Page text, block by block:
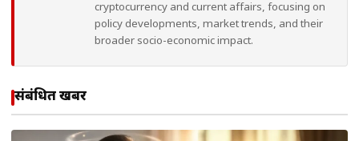
cryptocurrency and current affairs, focusing on
policy developments, market trends, and their
broader socio-economic impact.
संबंधित खबरें